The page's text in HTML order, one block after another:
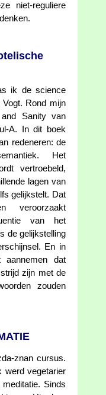
niet-reguliere
ik de science
Rond mijn
Sanity van
A. In dit boek
redeneren: de
Het
vertroebeld,
lagen van
gelijkstelt. Dat
veroorzaakt
van het
de gelijkstelling
En in
dat
zijn met de
zouden
znan cursus.
werd vegetarier
Sinds